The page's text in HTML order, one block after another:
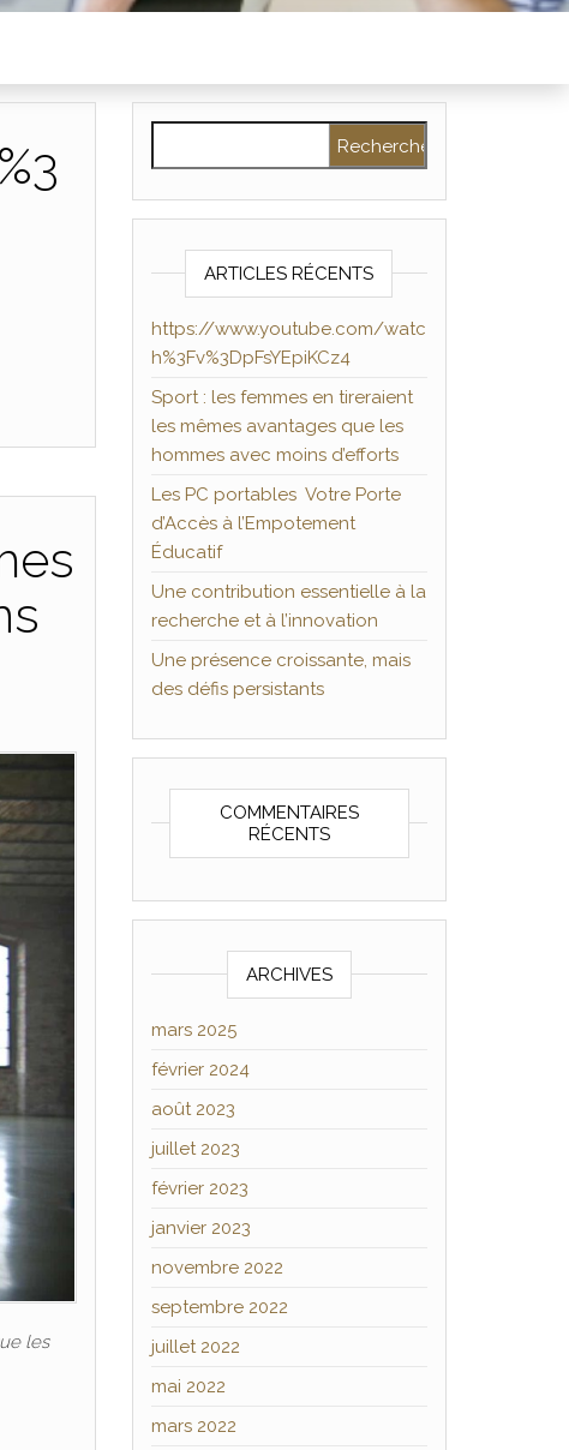
les
ARTICLES RÉCENTS
https://www.youtube.com/watc
h%3Fv%3DpFsYEpiKCz4
Sport : les femmes en tireraient
les mêmes avantages que les
hommes avec moins d’efforts
Les PC portables Votre Porte
d’Accès à l’Empotement
Éducatif
Une contribution essentielle à la
recherche et à l’innovation
Une présence croissante, mais
des défis persistants
COMMENTAIRES
RÉCENTS
ARCHIVES
mars 2025
février 2024
août 2023
juillet 2023
février 2023
janvier 2023
novembre 2022
septembre 2022
juillet 2022
mai 2022
mars 2022